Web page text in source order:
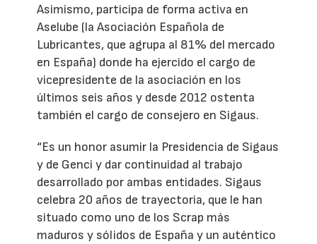
Asimismo, participa de forma activa en
Aselube (la Asociación Española de
Lubricantes, que agrupa al 81% del mercado
en España) donde ha ejercido el cargo de
vicepresidente de la asociación en los
últimos seis años y desde 2012 ostenta
también el cargo de consejero en Sigaus.
“Es un honor asumir la Presidencia de Sigaus
y de Genci y dar continuidad al trabajo
desarrollado por ambas entidades. Sigaus
celebra 20 años de trayectoria, que le han
situado como uno de los Scrap más
maduros y sólidos de España y un auténtico